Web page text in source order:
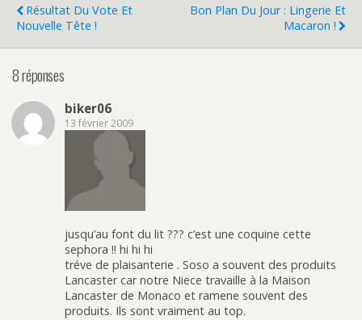
Résultat Du Vote Et
Nouvelle Tête !
Bon Plan Du Jour : Lingerie Et
Macaron !
8 réponses
biker06
13 février 2009
jusqu’au font du lit ??? c’est une coquine cette
sephora !! hi hi hi
tréve de plaisanterie . Soso a souvent des produits
Lancaster car notre Niece travaille à la Maison
Lancaster de Monaco et ramene souvent des
produits. Ils sont vraiment au top.